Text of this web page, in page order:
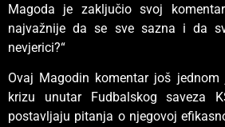
Magoda je zaključio svoj
najvažnije da se sve sazna i da
nevjerici?“
Ovaj Magodin komentar još
krizu unutar Fudbalskog saveza
postavljaju pitanja o njegovoj